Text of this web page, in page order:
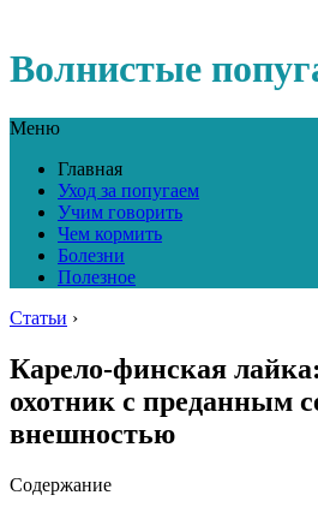
Волнистые
Меню
Главная
Уход за попугаем
Учим говорить
Чем кормить
Болезни
Полезное
Статьи ›
Карело-финская
охотник с преданным
внешностью
Содержание